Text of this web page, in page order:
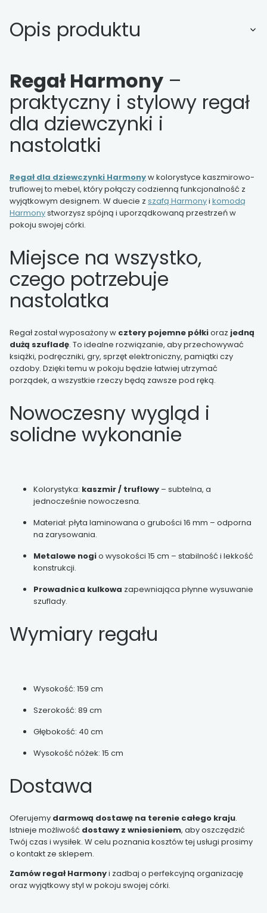
Opis produktu
Regał Harmony –
praktyczny i stylowy regał
dla dziewczynki i
nastolatki
Regał dla dziewczynki Harmonyw kolorystyce kaszmirowo-
truflowej to mebel, który połączy codzienną funkcjonalność z
wyjątkowym designem. W duecie z szafą Harmonyi komodą
Harmonystworzysz spójną i uporządkowaną przestrzeń w
pokoju swojej córki.
Miejsce na wszystko,
czego potrzebuje
nastolatka
Regał został wyposażony w cztery pojemne półkioraz jedną
dużą szufladę. To idealne rozwiązanie, aby przechowywać
książki, podręczniki, gry, sprzęt elektroniczny, pamiątki czy
ozdoby. Dzięki temu w pokoju będzie łatwiej utrzymać
porządek, a wszystkie rzeczy będą zawsze pod ręką.
Nowoczesny wygląd i
solidne wykonanie
Kolorystyka: kaszmir / truflowy – subtelna, a
jednocześnie nowoczesna.
Materiał: płyta laminowana o grubości 16 mm – odporna
na zarysowania.
Metalowe nogio wysokości 15 cm – stabilność i lekkość
konstrukcji.
Prowadnica kulkowa zapewniająca płynne wysuwanie
szuflady.
Wymiary regału
Wysokość: 159 cm
Szerokość: 89 cm
Głębokość: 40 cm
Wysokość nóżek: 15 cm
Dostawa
Oferujemy darmową dostawę na terenie całego kraju.
Istnieje możliwość dostawy z wniesieniem, aby oszczędzić
Twój czas i wysiłek. W celu poznania kosztów tej usługi prosimy
o kontakt ze sklepem.
Zamów regał Harmonyi zadbaj o perfekcyjną organizację
oraz wyjątkowy styl w pokoju swojej córki.